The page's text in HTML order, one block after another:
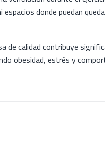
donde puedan
de calidad contribuye
obesidad, estrés y